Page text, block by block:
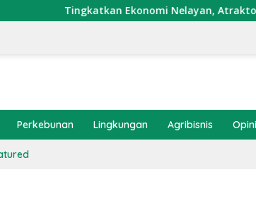
Tingkatkan Ekonomi Nelayan, Atraktor
Perkebunan Lingkungan Agribisnis Opini